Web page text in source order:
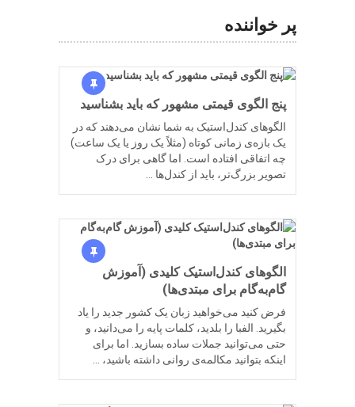
پر خواننده
پنج الگوی قیمتی مشهور که باید بشناسید
الگوهای کندل‌استیک به شما نشان می‌دهند که در
یک بازه‌ی زمانی کوتاه (مثلاً یک روز یا یک ساعت)
چه اتفاقی افتاده است. اما گاهی برای درک
تصویر بزرگ‌تر، باید از کندل‌ها …
الگوهای کندل‌استیک کلیدی (آموزش
گام‌به‌گام برای مبتدی‌ها)
فرض کنید می‌خواهید زبان یک کشور جدید را یاد
بگیرید. الفبا را بلدید، کلمات پایه را می‌دانید، و
حتی می‌توانید جملات ساده بسازید. اما برای
اینکه بتوانید مکالمه‌ی روانی داشته باشید، …